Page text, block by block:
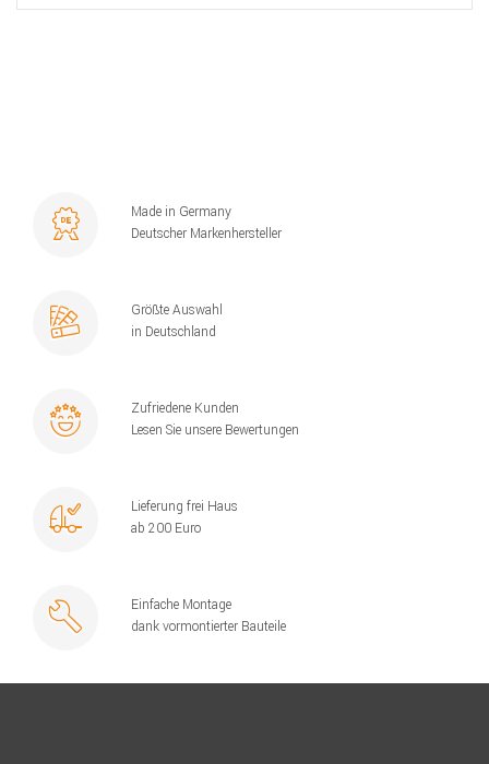
Made in Germany
Deutscher Markenhersteller
Größte Auswahl
in Deutschland
Zufriedene Kunden
Lesen Sie unsere Bewertungen
Lieferung frei Haus
ab 200 Euro
Einfache Montage
dank vormontierter Bauteile